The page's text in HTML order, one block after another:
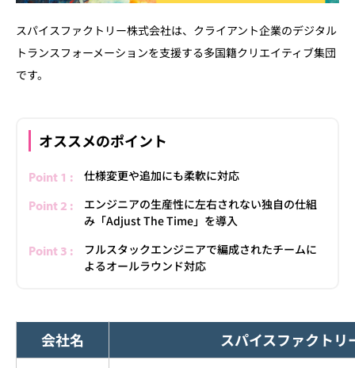
スパイスファクトリー株式会社は、クライアント企業のデジタル
トランスフォーメーションを支援する多国籍クリエイティブ集団
です。
オススメのポイント
仕様変更や追加にも柔軟に対応
エンジニアの生産性に左右されない独自の仕組
み「Adjust The Time」を導入
フルスタックエンジニアで編成されたチームに
よるオールラウンド対応
会社名 スパイスファクトリ